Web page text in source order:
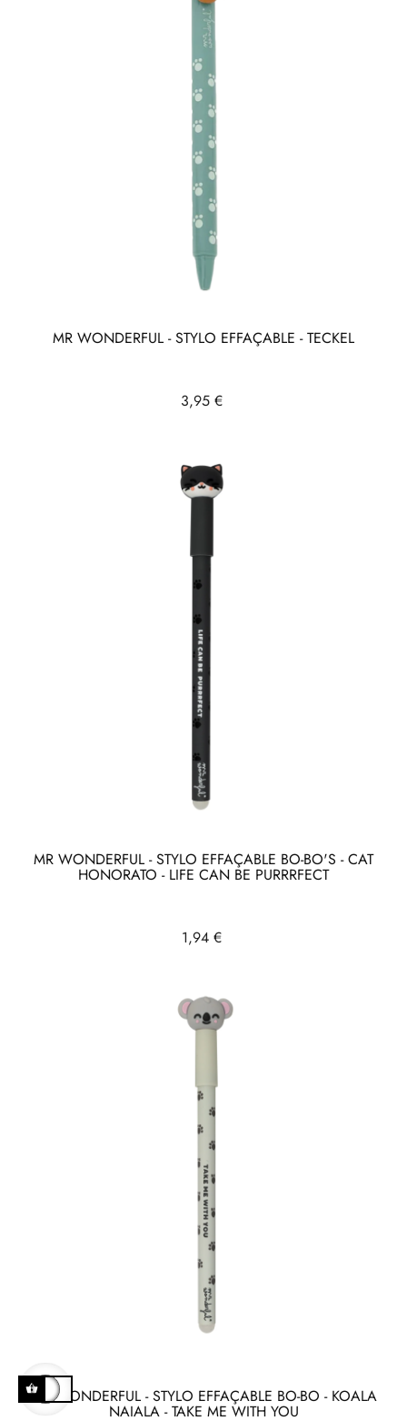
MR WONDERFUL - STYLO EFFAÇABLE - TECKEL
Prix
3,95 €
MR WONDERFUL - STYLO EFFAÇABLE BO-BO'S - CAT
HONORATO - LIFE CAN BE PURRRFECT
Prix
1,94 €
MR WONDERFUL - STYLO EFFAÇABLE BO-BO - KOALA
NAIALA - TAKE ME WITH YOU